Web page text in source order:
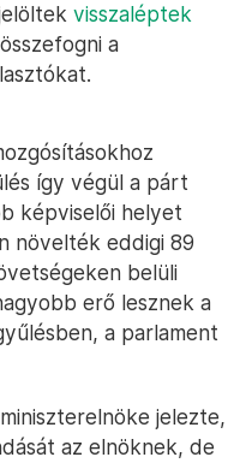
visszaléptek
a
így végül a párt
képviselői helyet
növelték eddigi 89
belüli
erő lesznek a
a parlament
jelezte,
az elnöknek, de